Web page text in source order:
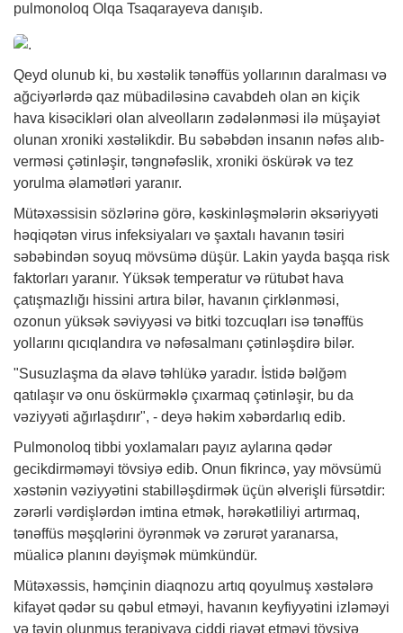
pulmonoloq Olqa Tsaqarayeva danışıb.
Qeyd olunub ki, bu xəstəlik tənəffüs yollarının daralması və
ağciyərlərdə qaz mübadiləsinə cavabdeh olan ən kiçik
hava kisəcikləri olan alveolların zədələnməsi ilə müşayiət
olunan xroniki xəstəlikdir. Bu səbəbdən insanın nəfəs alıb-
verməsi çətinləşir, təngnəfəslik, xroniki öskürək və tez
yorulma əlamətləri yaranır.
Mütəxəssisin sözlərinə görə, kəskinləşmələrin əksəriyyəti
həqiqətən virus infeksiyaları və şaxtalı havanın təsiri
səbəbindən soyuq mövsümə düşür. Lakin yayda başqa risk
faktorları yaranır. Yüksək temperatur və rütubət hava
çatışmazlığı hissini artıra bilər, havanın çirklənməsi,
ozonun yüksək səviyyəsi və bitki tozcuqları isə tənəffüs
yollarını qıcıqlandıra və nəfəsalmanı çətinləşdirə bilər.
"Susuzlaşma da əlavə təhlükə yaradır. İstidə bəlğəm
qatılaşır və onu öskürməklə çıxarmaq çətinləşir, bu da
vəziyyəti ağırlaşdırır", - deyə həkim xəbərdarlıq edib.
Pulmonoloq tibbi yoxlamaları payız aylarına qədər
gecikdirməməyi tövsiyə edib. Onun fikrincə, yay mövsümü
xəstənin vəziyyətini stabilləşdirmək üçün əlverişli fürsətdir:
zərərli vərdişlərdən imtina etmək, hərəkətliliyi artırmaq,
tənəffüs məşqlərini öyrənmək və zərurət yaranarsa,
müalicə planını dəyişmək mümkündür.
Mütəxəssis, həmçinin diaqnozu artıq qoyulmuş xəstələrə
kifayət qədər su qəbul etməyi, havanın keyfiyyətini izləməyi
və təyin olunmuş terapiyaya ciddi riayət etməyi tövsiyə